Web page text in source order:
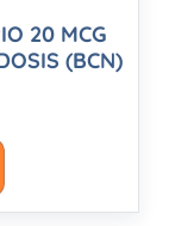
20 MCG
(BCN)